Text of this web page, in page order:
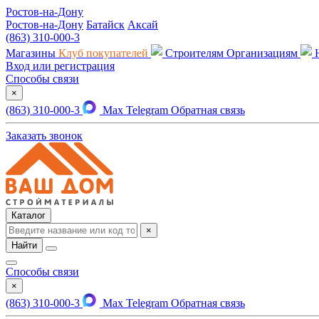
Ростов-на-Дону
Ростов-на-Дону Батайск Аксай
(863) 310-000-3
Магазины Клуб покупателей Строителям Организациям
Вход или регистрация
Способы связи
×
(863) 310-000-3 Max Telegram Обратная связь
Заказать звонок
Каталог
×
Найти
Способы связи
×
(863) 310-000-3 Max Telegram Обратная связь